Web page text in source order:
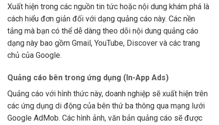
Xuất hiện trong các nguồn tin tức hoặc nội dung khám phá là
cách hiểu đơn giản đối với dạng quảng cáo này. Các nền
tảng mà bạn có thể dễ dàng theo dõi nội dung quảng cáo
dạng này bao gồm Gmail, YouTube, Discover và các trang
chủ của Google.
Quảng cáo bên trong ứng dụng (In-App Ads)
Quảng cáo với hình thức này, doanh nghiệp sẽ xuất hiện trên
các ứng dụng di động của bên thứ ba thông qua mạng lưới
Google AdMob. Các hình ảnh, văn bản quảng cáo sẽ được